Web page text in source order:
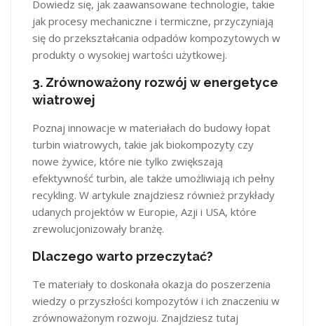
Dowiedz się, jak zaawansowane technologie, takie
jak procesy mechaniczne i termiczne, przyczyniają
się do przekształcania odpadów kompozytowych w
produkty o wysokiej wartości użytkowej​.
3. Zrównoważony rozwój w energetyce
wiatrowej
Poznaj innowacje w materiałach do budowy łopat
turbin wiatrowych, takie jak biokompozyty czy
nowe żywice, które nie tylko zwiększają
efektywność turbin, ale także umożliwiają ich pełny
recykling. W artykule znajdziesz również przykłady
udanych projektów w Europie, Azji i USA, które
zrewolucjonizowały branżę​​.
Dlaczego warto przeczytać?
Te materiały to doskonała okazja do poszerzenia
wiedzy o przyszłości kompozytów i ich znaczeniu w
zrównoważonym rozwoju. Znajdziesz tutaj